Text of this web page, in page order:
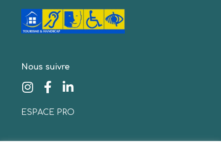
Nous suivre
ESPACE PRO